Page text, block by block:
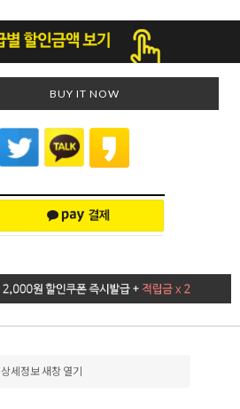
BUY IT NOW
상세정보 새창 열기